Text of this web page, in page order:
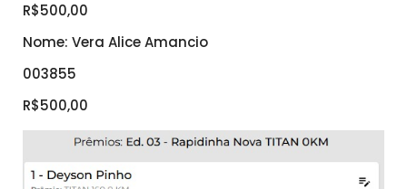
R$500,00
Nome: Vera Alice Amancio
003855
R$500,00